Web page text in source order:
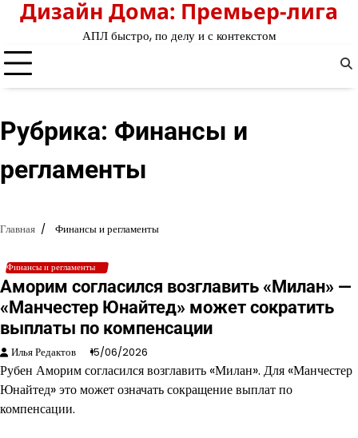
Перейти
содержимому
Дизайн Дома: Премьер-лига
АПЛ быстро, по делу и с контекстом
Рубрика: Финансы и
регламенты
Главная Финансы и регламенты
Финансы и регламенты
Аморим согласился возглавить «Милан» —
«Манчестер Юнайтед» может сократить
выплаты по компенсации
Илья Редактов 15/06/2026
Рубен Аморим согласился возглавить «Милан». Для «Манчестер
Юнайтед» это может означать сокращение выплат по
компенсации.